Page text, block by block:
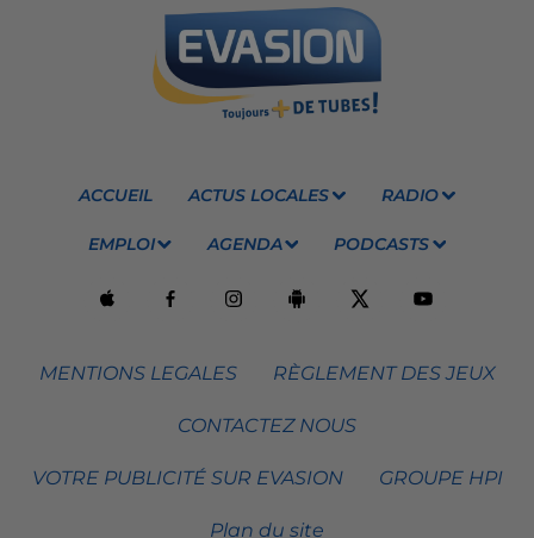
ACCUEIL ACTUS LOCALES RADIO
EMPLOI AGENDA PODCASTS
MENTIONS LEGALES RÈGLEMENT DES JEUX
CONTACTEZ NOUS
VOTRE PUBLICITÉ SUR EVASION GROUPE HPI
Plan du site